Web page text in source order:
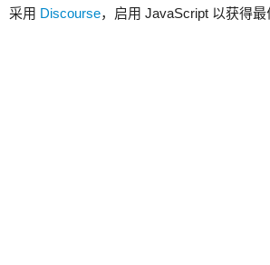
采用 Discourse，启用 JavaScript 以获得最